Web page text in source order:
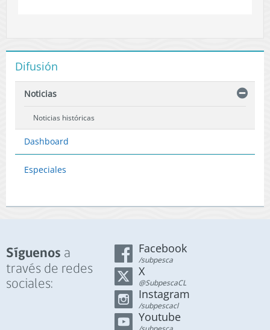
Difusión
Noticias
Noticias históricas
Dashboard
Especiales
Síguenos a
través de redes
sociales:
Facebook
/subpesca
X
@SubpescaCL
Instagram
/subpescacl
Youtube